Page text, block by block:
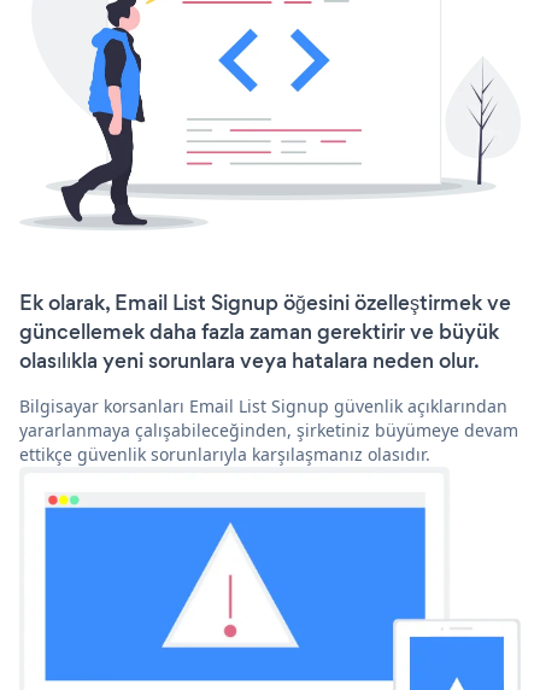
Ek olarak, Email List Signup öğesini özelleştirmek ve
güncellemek daha fazla zaman gerektirir ve büyük
olasılıkla yeni sorunlara veya hatalara neden olur.
Bilgisayar korsanları Email List Signup güvenlik açıklarından
yararlanmaya çalışabileceğinden, şirketiniz büyümeye devam
ettikçe güvenlik sorunlarıyla karşılaşmanız olasıdır.